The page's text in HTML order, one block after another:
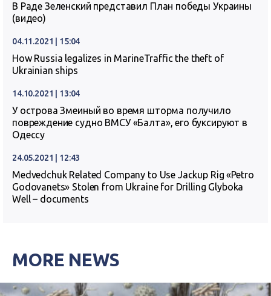
В Раде Зеленский представил План победы Украины
(видео)
04.11.2021 | 15:04
How Russia legalizes in MarineTraffic the theft of
Ukrainian ships
14.10.2021 | 13:04
У острова Змеиный во время шторма получило
повреждение судно ВМСУ «Балта», его буксируют в
Одессу
24.05.2021 | 12:43
Medvedchuk Related Company to Use Jackup Rig «Petro
Godovanets» Stolen from Ukraine for Drilling Glyboka
Well – documents
MORE NEWS